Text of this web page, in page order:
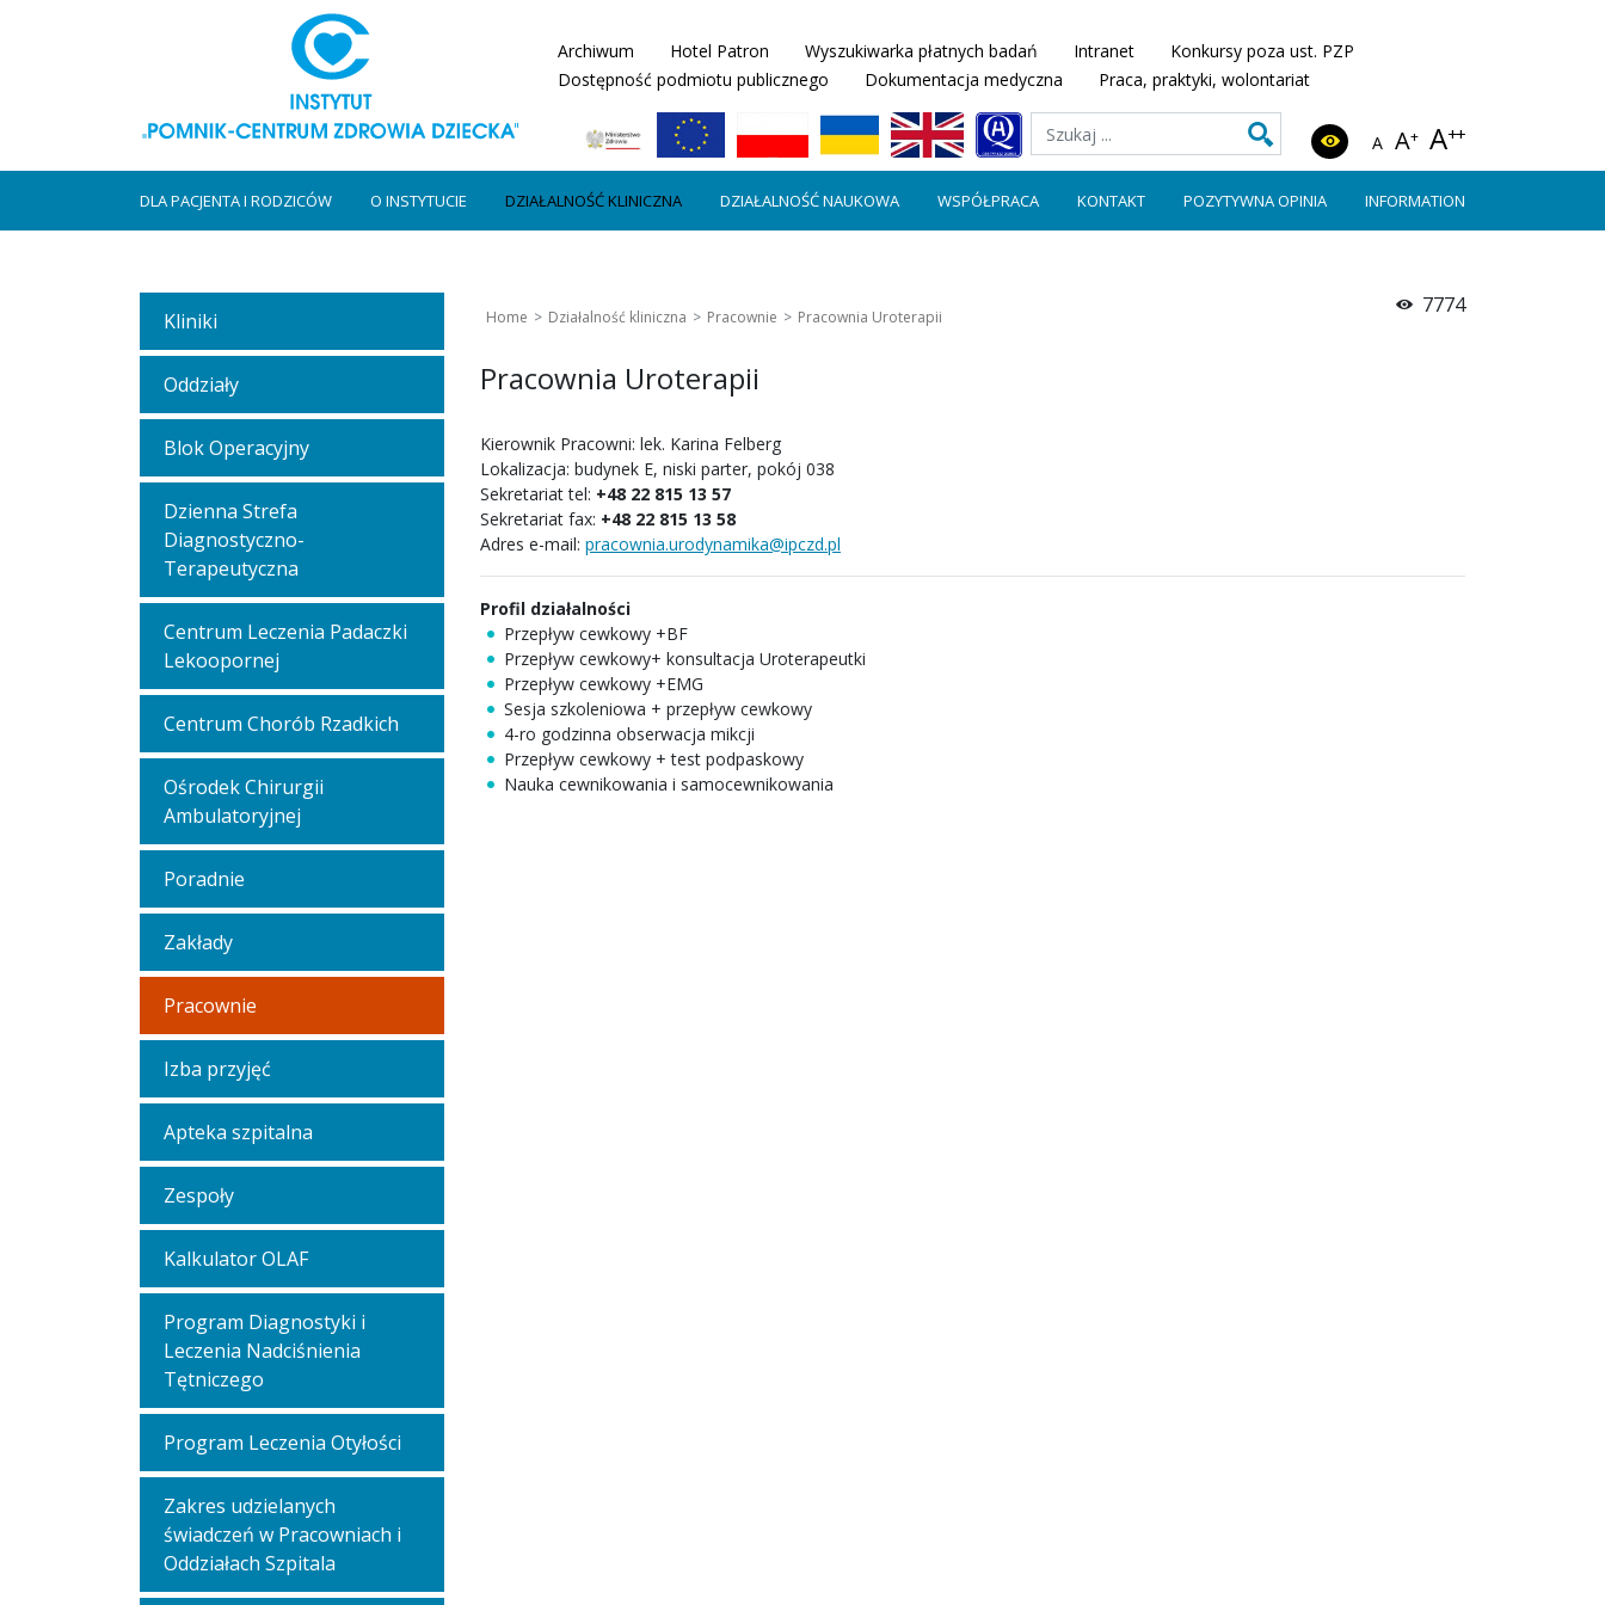
Archiwum Hotel Patron Wyszukiwarka płatnych badań Intranet
Konkursy poza ust. PZP
Dostępność podmiotu publicznego
Dokumentacja medyczna Praca, praktyki, wolontariat
A A+ A++
DLA PACJENTA I RODZICÓW O INSTYTUCIE DZIAŁALNOŚĆ KLINICZNA DZIAŁALNOŚĆ NAUKOWA WSPÓŁPRACA KONTAKT POZYTYWNA OPINIA INFORMATION
Kliniki
Oddziały
Blok Operacyjny
Dzienna Strefa
Diagnostyczno-
Terapeutyczna
Centrum Leczenia Padaczki
Lekoopornej
Centrum Chorób Rzadkich
Ośrodek Chirurgii
Ambulatoryjnej
Poradnie
Zakłady
Pracownie
Izba przyjęć
Apteka szpitalna
Zespoły
Kalkulator OLAF
Program Diagnostyki i
Leczenia Nadciśnienia
Tętniczego
Program Leczenia Otyłości
Zakres udzielanych
świadczeń w Pracowniach i
Oddziałach Szpitala
Home Działalność kliniczna Pracownie Pracownia Uroterapii 7774
Pracownia Uroterapii
Kierownik Pracowni: lek. Karina Felberg
Lokalizacja: budynek E, niski parter, pokój 038
Sekretariat tel: +48 22 815 13 57
Sekretariat fax: +48 22 815 13 58
Adres e-mail: pracownia.urodynamika@ipczd.pl
Profil działalności
Przepływ cewkowy +BF
Przepływ cewkowy+ konsultacja Uroterapeutki
Przepływ cewkowy +EMG
Sesja szkoleniowa + przepływ cewkowy
4-ro godzinna obserwacja mikcji
Przepływ cewkowy + test podpaskowy
Nauka cewnikowania i samocewnikowania